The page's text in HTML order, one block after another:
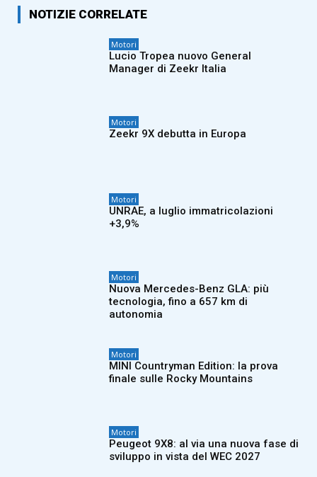
NOTIZIE CORRELATE
Motori
Lucio Tropea nuovo General
Manager di Zeekr Italia
Motori
Zeekr 9X debutta in Europa
Motori
UNRAE, a luglio immatricolazioni
+3,9%
Motori
Nuova Mercedes-Benz GLA: più
tecnologia, fino a 657 km di
autonomia
Motori
MINI Countryman Edition: la prova
finale sulle Rocky Mountains
Motori
Peugeot 9X8: al via una nuova fase di
sviluppo in vista del WEC 2027